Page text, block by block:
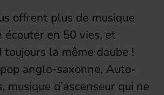
offrent plus de musique
écouter en 50 vies, et
la même daube !
anglo-saxonne, Auto-
d’ascenseur qui ne